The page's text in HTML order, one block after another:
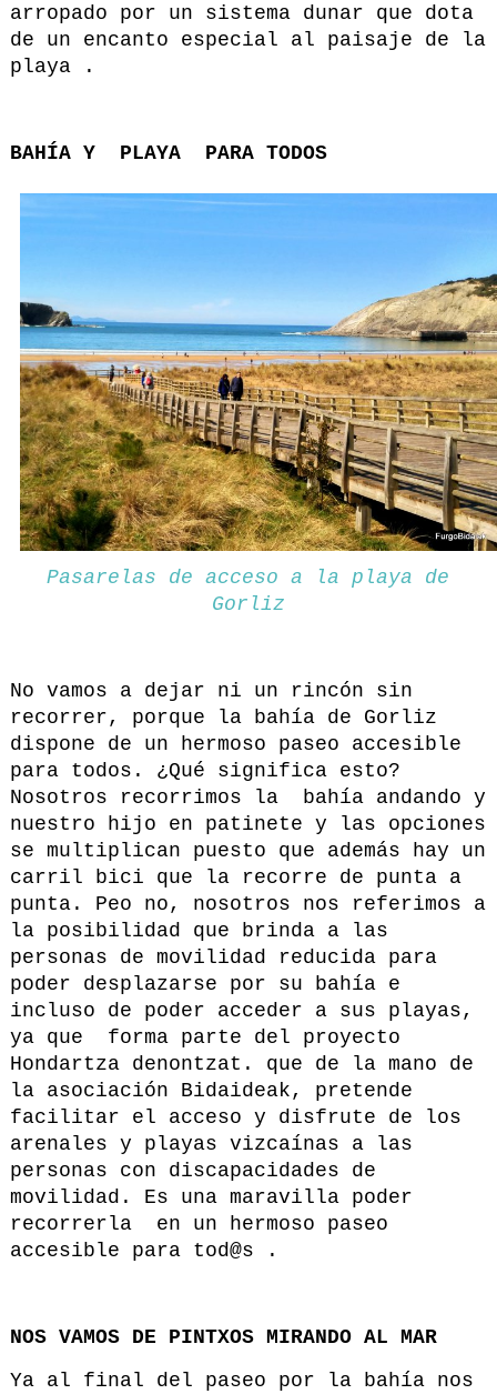
arropado por un sistema dunar que dota
de un encanto especial al paisaje de la
playa .
BAHÍA Y PLAYA PARA TODOS
Pasarelas de acceso a la playa de
Gorliz
No vamos a dejar ni un rincón sin
recorrer, porque la bahía de Gorliz
dispone de un hermoso paseo accesible
para todos. ¿Qué significa esto?
Nosotros recorrimos la bahía andando y
nuestro hijo en patinete y las opciones
se multiplican puesto que además hay un
carril bici que la recorre de punta a
punta. Peo no, nosotros nos referimos a
la posibilidad que brinda a las
personas de movilidad reducida para
poder desplazarse por su bahía e
incluso de poder acceder a sus playas,
ya que forma parte del proyecto
Hondartza denontzat. que de la mano de
la asociación Bidaideak, pretende
facilitar el acceso y disfrute de los
arenales y playas vizcaínas a las
personas con discapacidades de
movilidad. Es una maravilla poder
recorrerla en un hermoso paseo
accesible para tod@s .
NOS VAMOS DE PINTXOS MIRANDO AL MAR
Ya al final del paseo por la bahía nos